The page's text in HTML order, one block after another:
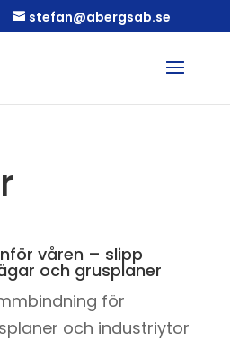
stefan@abergsab.se
våren – slipp
och grusplaner
för
och industriytor